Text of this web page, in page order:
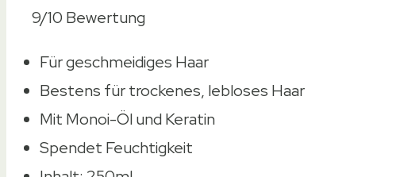
9/10 Bewertung
Für geschmeidiges Haar
Bestens für trockenes, lebloses Haar
Mit Monoi-Öl und Keratin
Spendet Feuchtigkeit